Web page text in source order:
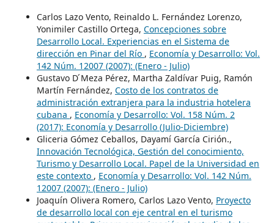
Carlos Lazo Vento, Reinaldo L. Fernández Lorenzo,
Yonimiler Castillo Ortega, Concepciones sobre
Desarrollo Local. Experiencias en el Sistema de
dirección en Pinar del Río , Economía y Desarrollo: Vol.
142 Núm. 12007 (2007): (Enero - Julio)
Gustavo D ́Meza Pérez, Martha Zaldívar Puig, Ramón
Martín Fernández, Costo de los contratos de
administración extranjera para la industria hotelera
cubana , Economía y Desarrollo: Vol. 158 Núm. 2
(2017): Economía y Desarrollo (Julio-Diciembre)
Gliceria Gómez Ceballos, Dayamí García Cirión.,
Innovación Tecnológica, Gestión del conocimiento,
Turismo y Desarrollo Local. Papel de la Universidad en
este contexto , Economía y Desarrollo: Vol. 142 Núm.
12007 (2007): (Enero - Julio)
Joaquín Olivera Romero, Carlos Lazo Vento, Proyecto
de desarrollo local con eje central en el turismo